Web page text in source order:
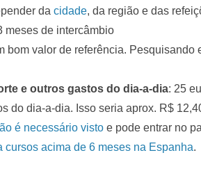
da cidade, da região e das
meses de intercâmbio
bom valor de referência. Pesquisando
e outros gastos do dia-a-dia: 25
do dia-a-dia. Isso seria aprox. R$
é necessário visto e pode entrar no
acima de 6 meses na Espanha.